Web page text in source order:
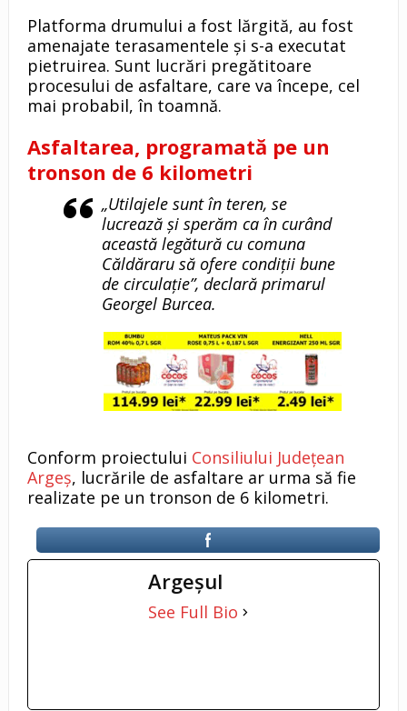
Platforma drumului a fost lărgită, au fost
amenajate terasamentele și s-a executat
pietruirea. Sunt lucrări pregătitoare
procesului de asfaltare, care va începe, cel
mai probabil, în toamnă.
Asfaltarea, programată pe un
tronson de 6 kilometri
„Utilajele sunt în teren, se
lucrează și sperăm ca în curând
această legătură cu comuna
Căldăraru să ofere condiții bune
de circulație”, declară primarul
Georgel Burcea.
Conform proiectului Consiliului Județean
Argeș, lucrările de asfaltare ar urma să fie
realizate pe un tronson de 6 kilometri.
Argeşul
See Full Bio